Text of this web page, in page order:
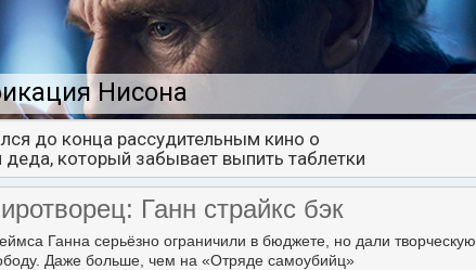
Нисона
до конца рассудительным кино о
который забывает выпить таблетки
Ганн страйкс бэк
Ганна серьёзно ограничили в бюджете, но дали творческую
Даже больше, чем на «Отряде самоубийц»